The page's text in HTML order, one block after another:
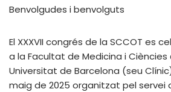
Benvolgudes i benvolguts
El XXXVII congrés de la SCCOT es
a la Facultat de Medicina i Ciències
Universitat de Barcelona (seu
maig de 2025 organitzat pel servei